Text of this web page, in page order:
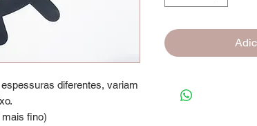
diferentes, variam
fino)